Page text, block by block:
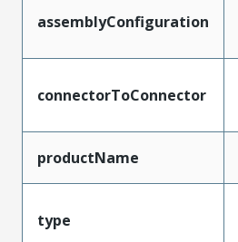
assemblyConfiguration
connectorToConnector
productName
type